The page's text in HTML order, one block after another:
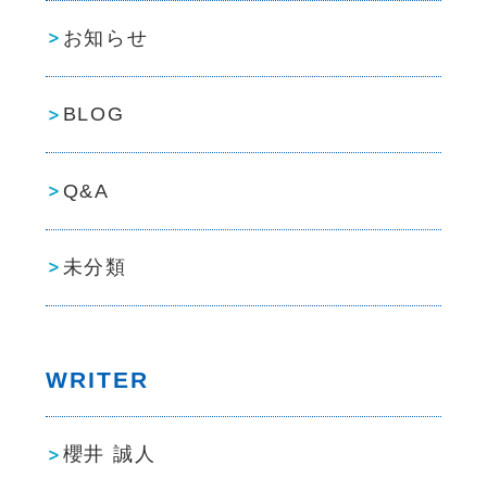
お知らせ
BLOG
Q&A
未分類
WRITER
櫻井 誠人